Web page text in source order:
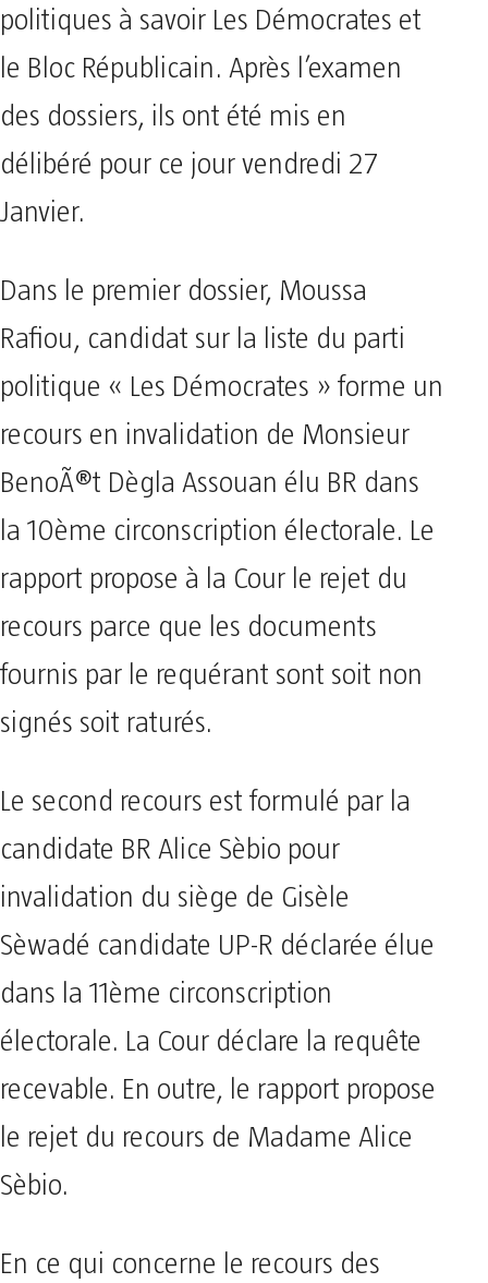
politiques à savoir Les Démocrates et
le Bloc Républicain. Après l’examen
des dossiers, ils ont été mis en
délibéré pour ce jour vendredi 27
Janvier.
Dans le premier dossier, Moussa
Rafiou, candidat sur la liste du parti
politique « Les Démocrates » forme un
recours en invalidation de Monsieur
BenoÃ®t Dègla Assouan élu BR dans
la 10ème circonscription électorale. Le
rapport propose à la Cour le rejet du
recours parce que les documents
fournis par le requérant sont soit non
signés soit raturés.
Le second recours est formulé par la
candidate BR Alice Sèbio pour
invalidation du siège de Gisèle
Sèwadé candidate UP-R déclarée élue
dans la 11ème circonscription
électorale. La Cour déclare la requête
recevable. En outre, le rapport propose
le rejet du recours de Madame Alice
Sèbio.
En ce qui concerne le recours des